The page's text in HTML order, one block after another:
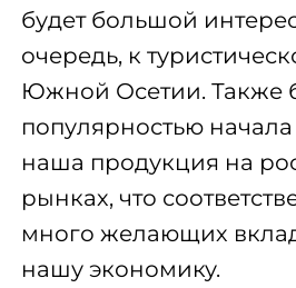
будет большой
очередь, к
Южной Осетии. Также
популярностью начала
наша продукция на
рынках, что
много желающих
нашу экономику.